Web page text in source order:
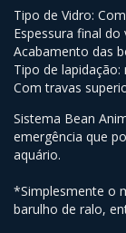
Tipo de Vidro:
Espessura final do
Acabamento das
Tipo de
Com travas
Sistema Bean
emergência que
aquário.
*Simplesmente o
barulho de ralo,